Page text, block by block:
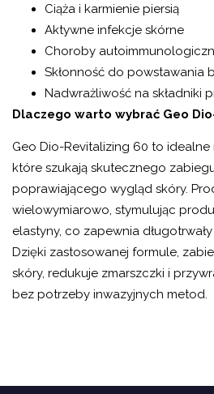
Ciąża i karmienie piersią
Aktywne infekcje skórne
Choroby
Skłonność do powstawania
Nadwrażliwość na składniki
Dlaczego warto wybrać Geo
Geo Dio-Revitalizing 60 to
które szukają skutecznego
poprawiającego wygląd skóry.
wielowymiarowo, stymulując
elastyny, co zapewnia
Dzięki zastosowanej formule,
skóry, redukuje zmarszczki i
bez potrzeby inwazyjnych metod.